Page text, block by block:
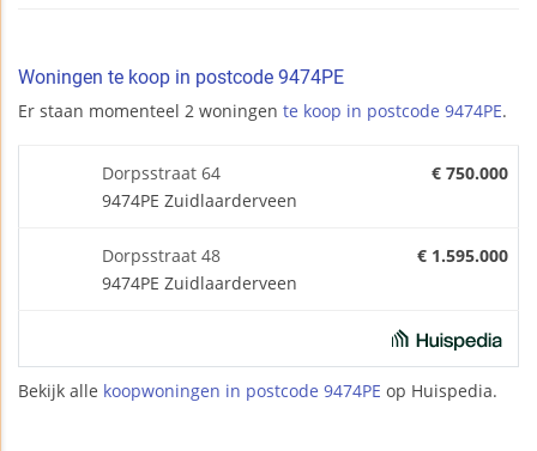
Woningen te koop in postcode 9474PE
Er staan momenteel 2 woningen te koop in postcode 9474PE.
Dorpsstraat 64
9474PE Zuidlaarderveen
€ 750.000
Dorpsstraat 48
9474PE Zuidlaarderveen
€ 1.595.000
Bekijk alle koopwoningen in postcode 9474PE op Huispedia.